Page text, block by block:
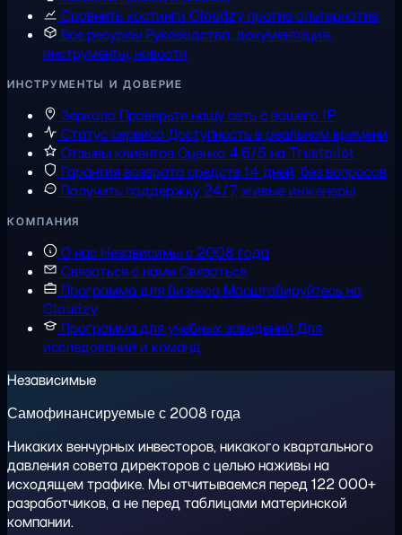
Сравнить хостинги Cloudzy против альтернатив
Все ресурсыРуководства, документация,
инструменты, новости
ИНСТРУМЕНТЫ И ДОВЕРИЕ
Зеркало Проверьте нашу сеть с вашего IP
Статус сервисаДоступность в реальном времени
Отзывы клиентовОценка 4,6/5 на Trustpilot
Гарантия возврата средств14 дней, без вопросов
Получить поддержку 24/7, живые инженеры
КОМПАНИЯ
О насНезависимы с 2008 года
Связаться с нами Связаться
Программа для бизнесаМасштабируйтесь на
Cloudzy
Программа для учебных заведений Для
исследований и команд
Независимые
Самофинансируемые с 2008 года
Никаких венчурных инвесторов, никакого квартального
давления совета директоров с целью наживы на
исходящем трафике. Мы отчитываемся перед 122 000+
разработчиков, а не перед таблицами материнской
компании.